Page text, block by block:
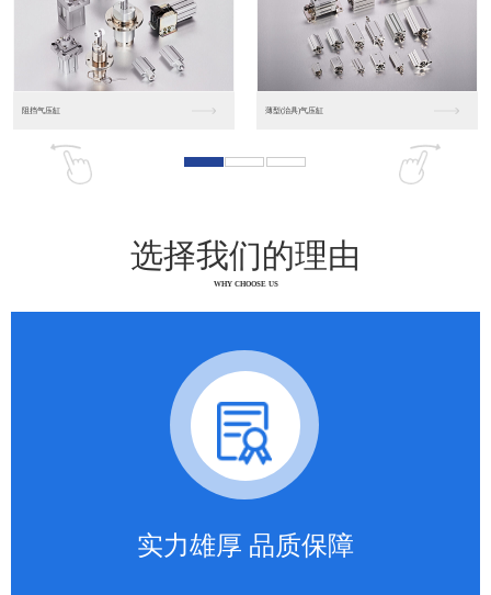
松下人机界面DP10... 数字光钎传感器FX-...
选择我们的理由
WHY CHOOSE US
实力雄厚 品质保障